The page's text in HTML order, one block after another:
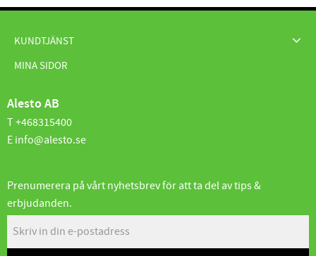
KUNDTJÄNST
MINA SIDOR
Alesto AB
T +468315400
E info@alesto.se
Prenumerera på vårt nyhetsbrev för att ta del av tips &
erbjudanden.